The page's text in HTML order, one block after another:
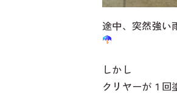
途中、突然強い
しかし
クリヤーが１回